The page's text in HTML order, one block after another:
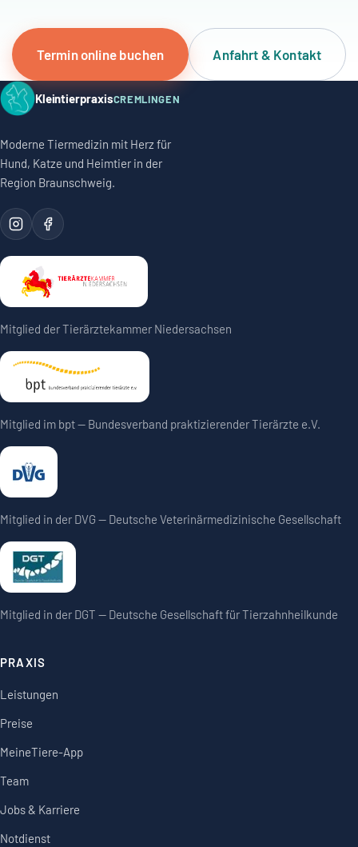
Termin online buchen Anfahrt & Kontakt
KleintierpraxisCREMLINGEN
Moderne Tiermedizin mit Herz für
Hund, Katze und Heimtier in der
Region Braunschweig.
Mitglied der Tierärztekammer Niedersachsen
Mitglied im bpt — Bundesverband praktizierender Tierärzte e.V.
Mitglied in der DVG — Deutsche Veterinärmedizinische Gesellschaft
Mitglied in der DGT — Deutsche Gesellschaft für Tierzahnheilkunde
PRAXIS
Leistungen
Preise
MeineTiere-App
Team
Jobs & Karriere
Notdienst